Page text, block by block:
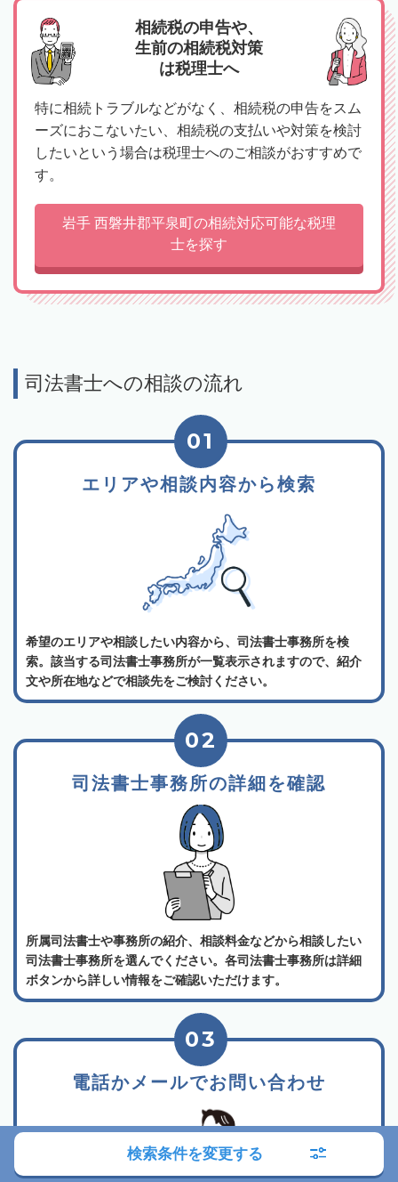
相続税の申告や、
生前の相続税対策
は税理士へ
特に相続トラブルなどがなく、相続税の申告をスム
ーズにおこないたい、相続税の支払いや対策を検討
したいという場合は税理士へのご相談がおすすめで
す。
岩手 西磐井郡平泉町の相続対応可能な税理
士を探す
司法書士への相談の流れ
エリアや相談内容から検索
01
希望のエリアや相談したい内容から、司法書士事務所を検
索。該当する司法書士事務所が一覧表示されますので、紹介
文や所在地などで相談先をご検討ください。
司法書士事務所の詳細を確認
02
所属司法書士や事務所の紹介、相談料金などから相談したい
司法書士事務所を選んでください。各司法書士事務所は詳細
ボタンから詳しい情報をご確認いただけます。
電話かメールでお問い合わせ
03
検索条件を変更する